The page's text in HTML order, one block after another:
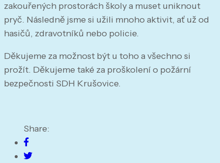
zakouřených prostorách školy a muset uniknout
pryč. Následně jsme si užili mnoho aktivit, ať už od
hasičů, zdravotníků nebo policie.
Děkujeme za možnost být u toho a všechno si
prožít. Děkujeme také za proškolení o požární
bezpečnosti SDH Krušovice.
Share: